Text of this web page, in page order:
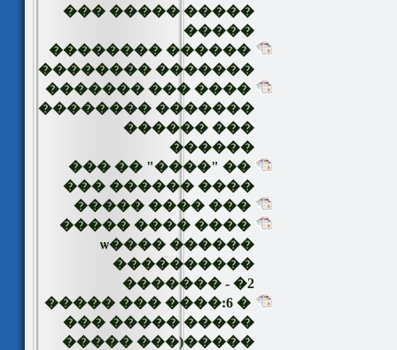
����� ����� ���
�����
������ ��������
������� ��������
���� ��� �������
������� ��������
��� ������
������
�� "����" �� ���
���� ������ ���
��� ���� �����
���� ���� �����
������ ����ѡ
����������
������� - �2
� 6:���� ��� �����
����� ����� ���
�����(��� �����